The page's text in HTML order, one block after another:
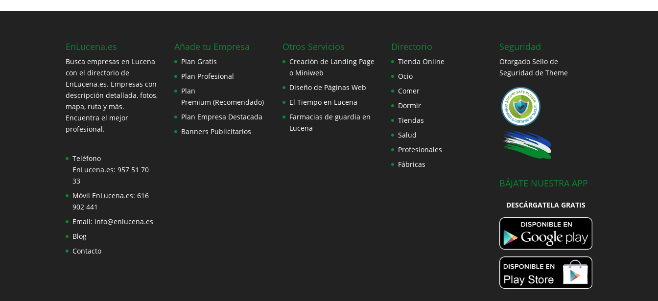
EnLucena.es
Busca empresas en Lucena
con el directorio de
EnLucena.es. Empresas con
descripción detallada, fotos,
mapa, ruta y más.
Encuentra el mejor
profesional.
Teléfono
EnLucena.es: 957 51 70
33
Móvil EnLucena.es:616
902 441
Email: info@enlucena.es
Blog
Contacto
Añade tu Empresa
Plan Gratis
Plan Profesional
Plan
Premium (Recomendado)
Plan Empresa Destacada
Banners Publicitarios
Otros Servicios
Creación de Landing Page
o Miniweb
Diseño de Páginas Web
El Tiempo en Lucena
Farmacias de guardia en
Lucena
Directorio
Tienda Online
Ocio
Comer
Dormir
Tiendas
Salud
Profesionales
Fábricas
Seguridad
Otorgado Sello de
Seguridad de Theme
BÁJATE NUESTRA APP
DESCÁRGATELA GRATIS